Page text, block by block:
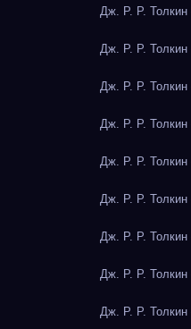
Дж. Р. Р.
Дж. Р. Р.
Дж. Р. Р.
Дж. Р. Р.
Дж. Р. Р.
Дж. Р. Р.
Дж. Р. Р.
Дж. Р. Р.
Дж. Р. Р.